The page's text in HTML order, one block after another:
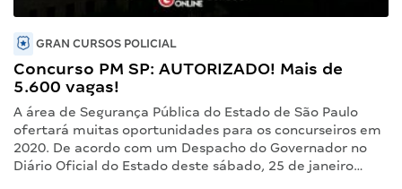
GRAN CURSOS POLICIAL
Concurso PM SP: AUTORIZADO! Mais de
5.600 vagas!
A área de Segurança Pública do Estado de São Paulo
ofertará muitas oportunidades para os concurseiros em
2020. De acordo com um Despacho do Governador no
Diário Oficial do Estado deste sábado, 25 de janeiro…